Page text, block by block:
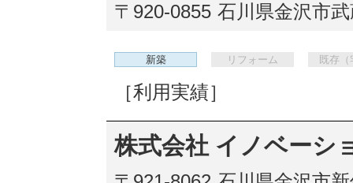
〒920-0855 石川県金沢市
新築 リフォーム 既存（
［利用実績］
株式会社 イノベーシ